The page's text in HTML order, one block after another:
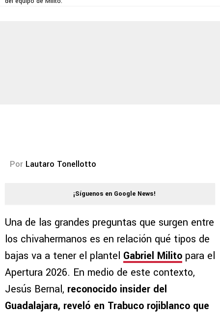
Por Lautaro Tonellotto
¡Síguenos en Google News!
Una de las grandes preguntas que surgen entre
los chivahermanos es en relación qué tipos de
bajas va a tener el plantel Gabriel Milito para el
Apertura 2026. En medio de este contexto,
Jesús Bernal, reconocido insider del
Guadalajara, reveló en Trabuco rojiblanco que